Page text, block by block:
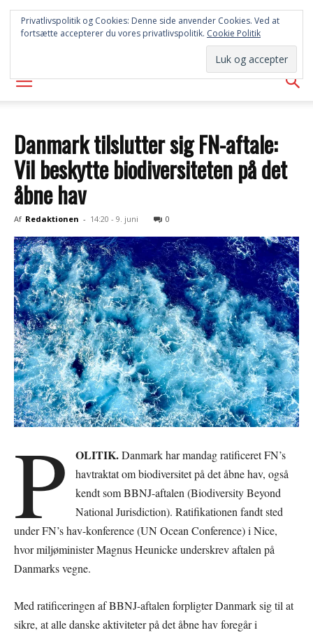
SYD
AVISEN
Danmark tilslutter sig FN-aftale:
Vil beskytte biodiversiteten på det
åbne hav
Af Redaktionen - 14:20 - 9. juni 0
P OLITIK.Danmark har mandag ratificeret FN’s
havtraktat om biodiversitet på det åbne hav, også
kendt som BBNJ-aftalen (Biodiversity Beyond
National Jurisdiction). Ratifikationen fandt sted
under FN’s hav-konference (UN Ocean Conference) i Nice,
hvor miljøminister Magnus Heunicke underskrev aftalen på
Danmarks vegne.
Med ratificeringen af BBNJ-aftalen forpligter Danmark sig til at
sikre, at alle danske aktiviteter på det åbne hav foregår i
Privatlivspolitik og Cookies: Denne side anvender Cookies. Ved at
fortsætte accepterer du vores privatlivspolitik. Cookie Politik